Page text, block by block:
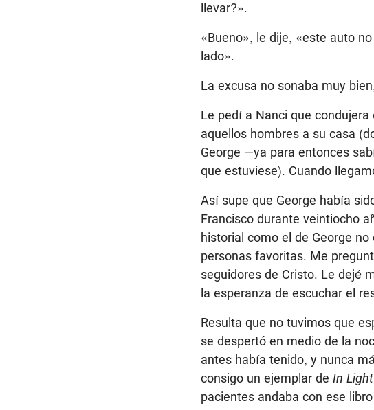
llevar?».
«Bueno», le dije, «este auto
lado».
La excusa no sonaba muy
Le pedí a Nanci que
aquellos hombres a su casa
George —ya para entonces
que estuviese). Cuando
Así supe que George había
Francisco durante veintiocho
historial como el de George
personas favoritas. Me
seguidores de Cristo. Le dejé
la esperanza de escuchar el
Resulta que no tuvimos que
se despertó en medio de la
antes había tenido, y nunca
consigo un ejemplar de In
pacientes andaba con ese